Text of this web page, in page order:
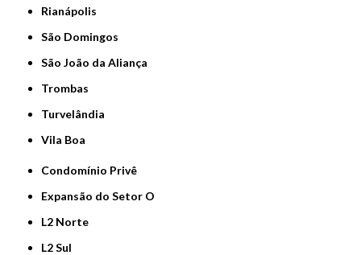
Rianápolis
São Domingos
São João da Aliança
Trombas
Turvelândia
Vila Boa
Condomínio Privê
Expansão do Setor O
L2 Norte
L2 Sul